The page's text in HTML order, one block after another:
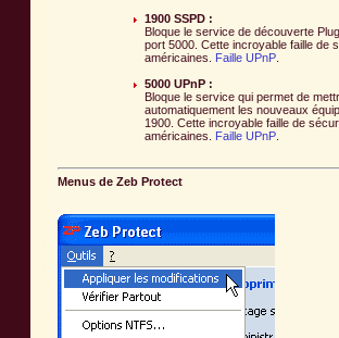
1900 SSPD :
Bloque le service de découverte
port 5000. Cette incroyable faille de
américaines. Faille UPnP
5000 UPnP :
Bloque le service qui permet de
automatiquement les nouveaux
1900. Cette incroyable faille de
américaines. Faille UPnP
Menus de Zeb Protect